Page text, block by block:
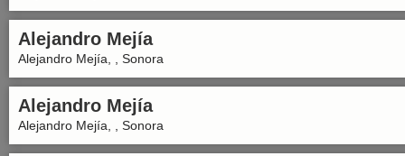
Alejandro Mejía
Alejandro Mejía, , Sonora
Alejandro Mejía
Alejandro Mejía, , Sonora